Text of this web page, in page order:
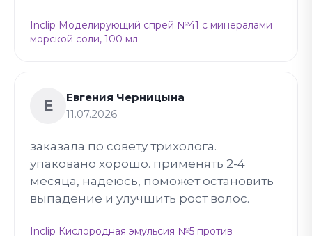
Inclip Моделирующий спрей №41 с минералами
морской соли, 100 мл
Е
Евгения Черницына
11.07.2026
заказала по совету трихолога.
упаковано хорошо. применять 2-4
месяца, надеюсь, поможет остановить
выпадение и улучшить рост волос.
Inclip Кислородная эмульсия №5 против